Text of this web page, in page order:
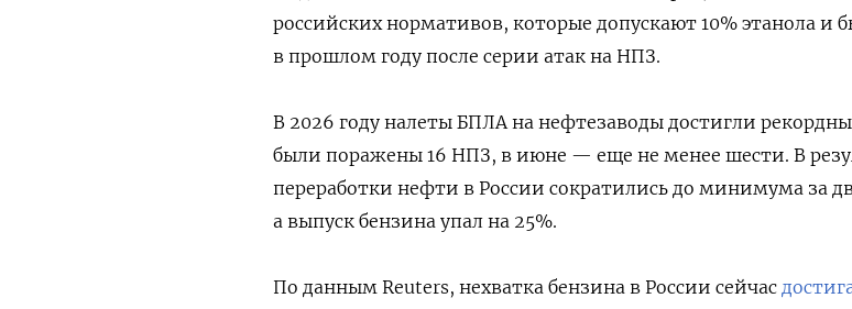
российских нормативов, которые допускают 10% этанола
в прошлом году после серии атак на НПЗ.
В 2026 году налеты БПЛА на нефтезаводы достигли
были поражены 16 НПЗ, в июне — еще не менее шести. В
переработки нефти в России сократились до минимума за
а выпуск бензина упал на 25%.
По данным Reuters, нехватка бензина в России сейчас